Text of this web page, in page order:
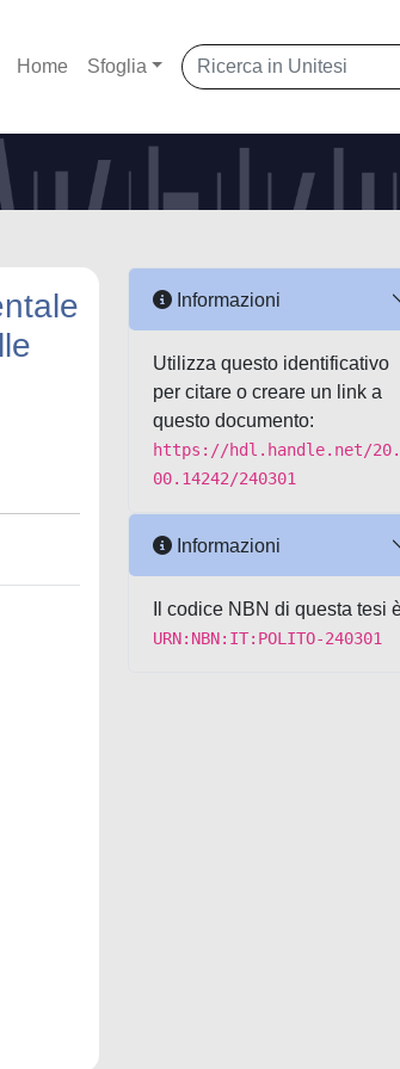
Home Sfoglia
Informazioni
Utilizza questo identificativo
per citare o creare un link a
questo documento:
https://hdl.handle.net/
00.14242/240301
Informazioni
Il codice NBN di questa tesi
URN:NBN:IT:POLITO-240301